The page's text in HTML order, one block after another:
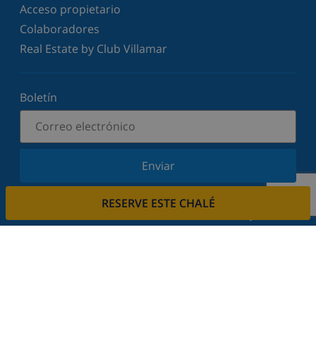
RESERVE ESTE CHALÉ
Acceso propietario
Colaboradores
Real Estate by Club Villamar
Boletín
Enviar
Suscríbase a nuestro boletín y manténgase
ofertas. Respetamos su privacidad.